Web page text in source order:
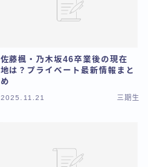
佐藤楓・乃木坂46卒業後の現在
地は？プライベート最新情報まと
め
2025.11.21 三期生